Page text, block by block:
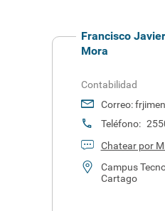
Francisco
Mora
Contabilidad
Correo:
Teléfono:
Chatear por
Campus
Cartago